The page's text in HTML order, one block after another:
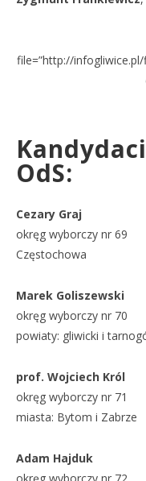
file=”http://
OdS:
Cezary Graj
okręg wyborczy nr 69
Częstochowa
Marek Goliszewski
okręg wyborczy nr 70
powiaty: gliwicki i
prof. Wojciech Król
okręg wyborczy nr 71
miasta: Bytom i Zabrze
Adam Hajduk